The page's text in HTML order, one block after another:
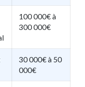
100 000€ à
300 000€
30 000€ à 50
000€